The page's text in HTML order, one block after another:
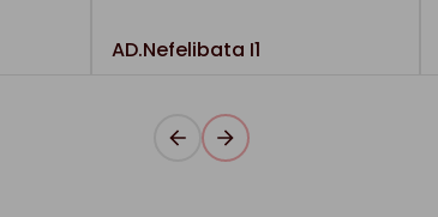
AD.Nefelibata I1